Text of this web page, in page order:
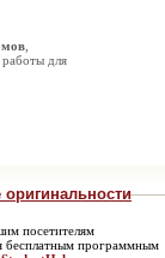
работы для
посетителям
бесплатным программным